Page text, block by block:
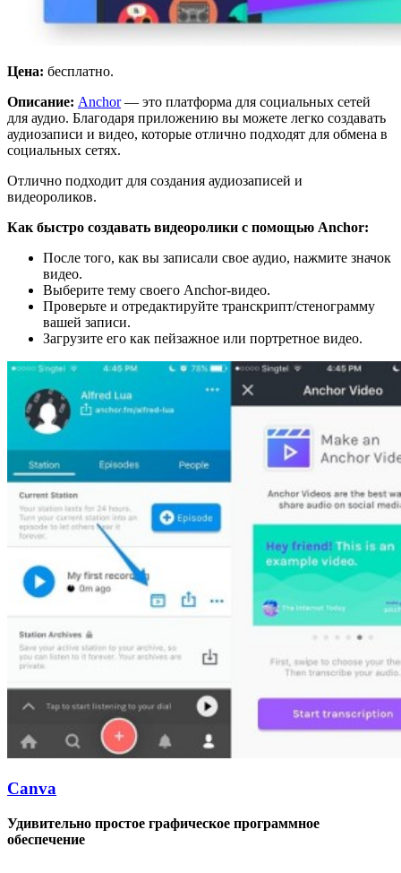
Цена: бесплатно.
Описание: Anchor— это платформа для социальных сетей
для аудио. Благодаря приложению вы можете легко создавать
аудиозаписи и видео, которые отлично подходят для обмена в
социальных сетях.
Отлично подходит для создания аудиозаписей и
видеороликов.
Как быстро создавать видеоролики с помощью Anchor:
После того, как вы записали свое аудио, нажмите значок
видео.
Выберите тему своего Anchor-видео.
Проверьте и отредактируйте транскрипт/стенограмму
вашей записи.
Загрузите его как пейзажное или портретное видео.
Canva
Удивительно простое графическое программное
обеспечение